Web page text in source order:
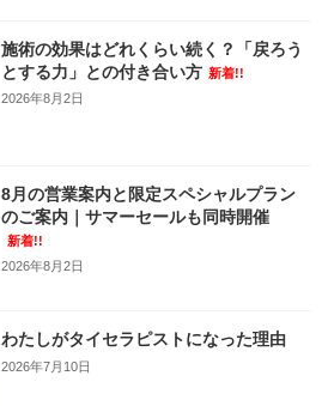
施術の効果はどれくらい続く？「戻ろう
とする力」との付き合い方 新着!!
2026年8月2日
8月の営業案内と限定スペシャルプラン
のご案内｜サマーセールも同時開催
新着!!
2026年8月2日
わたしがタイセラピストになった理由
2026年7月10日